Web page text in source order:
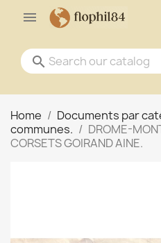

search
Home Documents par
communes.
DROME-
CORSETS GOIRAND AINE.